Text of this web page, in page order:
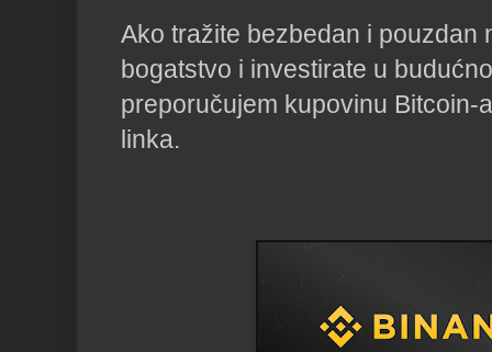
Ako tražite bezbedan i pouzdan
bogatstvo i investirate u
preporučujem kupovinu Bitcoin-
linka.